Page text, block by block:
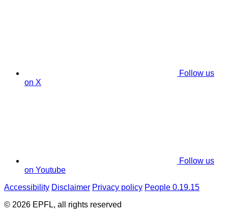
Follow us
on X
Follow us
on Youtube
Accessibility Disclaimer Privacy policy People 0.19.15
© 2026 EPFL, all rights reserved